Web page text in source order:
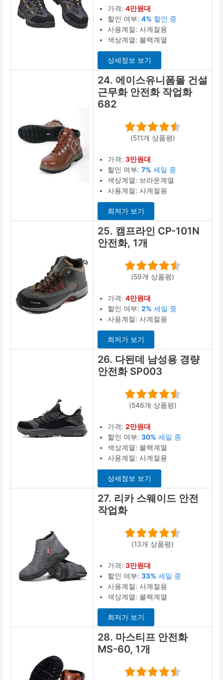
가격:4만원대
할인 여부:4% 할인 중
사용계절: 사계절용
색상계열: 블랙계열
상세정보 보기
24. 에이스유니폼몰 건설
근무화 안전화 작업화
682
(511개 상품평)
가격:3만원대
할인 여부:7% 세일 중
색상계열: 브라운계열
사용계절: 사계절용
최저가 보기
25. 캠프라인 CP-101N
안전화, 1개
(59개 상품평)
가격:4만원대
할인 여부:2% 세일 중
사용계절: 사계절용
최저가 보기
26. 다된데 남성용 경량
안전화 SP003
(546개 상품평)
가격:2만원대
할인 여부:30% 세일 중
색상계열: 블랙계열
사용계절: 사계절용
상세정보 보기
27. 리카 스웨이드 안전
작업화
(13개 상품평)
가격:3만원대
할인 여부:33% 세일 중
사용계절: 사계절용
색상계열: 블랙계열
최저가 보기
28. 마스티프 안전화
MS-60, 1개